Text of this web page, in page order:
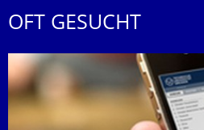
OFT GESUCHT